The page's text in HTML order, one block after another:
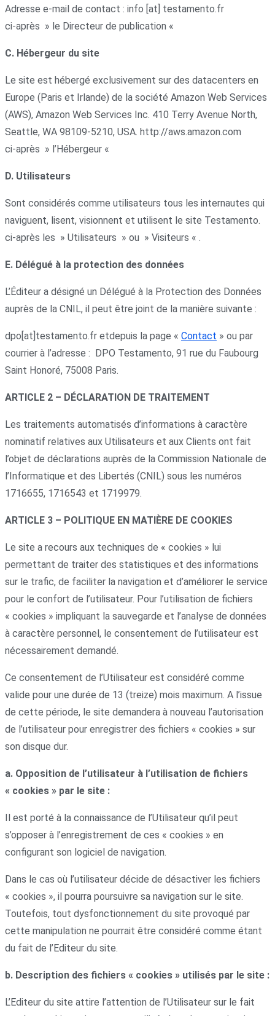
Adresse e-mail de contact : info [at] testamento.fr
ci-après » le Directeur de publication «
C. Hébergeur du site
Le site est hébergé exclusivement sur des datacenters en
Europe (Paris et Irlande) de la société Amazon Web Services
(AWS), Amazon Web Services Inc. 410 Terry Avenue North,
Seattle, WA 98109-5210, USA. http://aws.amazon.com
ci-après » l’Hébergeur «
D. Utilisateurs
Sont considérés comme utilisateurs tous les internautes qui
naviguent, lisent, visionnent et utilisent le site Testamento.
ci-après les » Utilisateurs » ou » Visiteurs « .
E. Délégué à la protection des données
L’Éditeur a désigné un Délégué à la Protection des Données
auprès de la CNIL, il peut être joint de la manière suivante :
dpo[at]testamento.fr etdepuis la page « Contact » ou par
courrier à l’adresse : DPO Testamento, 91 rue du Faubourg
Saint Honoré, 75008 Paris.
ARTICLE 2 – DÉCLARATION DE TRAITEMENT
Les traitements automatisés d’informations à caractère
nominatif relatives aux Utilisateurs et aux Clients ont fait
l’objet de déclarations auprès de la Commission Nationale de
l’Informatique et des Libertés (CNIL) sous les numéros
1716655, 1716543 et 1719979.
ARTICLE 3 – POLITIQUE EN MATIÈRE DE COOKIES
Le site a recours aux techniques de « cookies » lui
permettant de traiter des statistiques et des informations
sur le trafic, de faciliter la navigation et d’améliorer le service
pour le confort de l’utilisateur. Pour l’utilisation de fichiers
« cookies » impliquant la sauvegarde et l’analyse de données
à caractère personnel, le consentement de l’utilisateur est
nécessairement demandé.
Ce consentement de l’Utilisateur est considéré comme
valide pour une durée de 13 (treize) mois maximum. A l’issue
de cette période, le site demandera à nouveau l’autorisation
de l’utilisateur pour enregistrer des fichiers « cookies » sur
son disque dur.
a. Opposition de l’utilisateur à l’utilisation de fichiers
« cookies » par le site :
Il est porté à la connaissance de l’Utilisateur qu’il peut
s’opposer à l’enregistrement de ces « cookies » en
configurant son logiciel de navigation.
Dans le cas où l’utilisateur décide de désactiver les fichiers
« cookies », il pourra poursuivre sa navigation sur le site.
Toutefois, tout dysfonctionnement du site provoqué par
cette manipulation ne pourrait être considéré comme étant
du fait de l’Editeur du site.
b. Description des fichiers « cookies » utilisés par le site :
L’Editeur du site attire l’attention de l’Utilisateur sur le fait